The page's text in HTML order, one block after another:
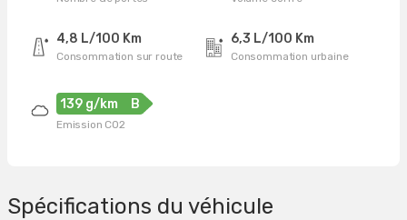
4,8 L/100 Km
Consommation sur route
6,3 L/100 Km
Consommation urbaine
139 g/km B
Emission CO2
Spécifications du véhicule